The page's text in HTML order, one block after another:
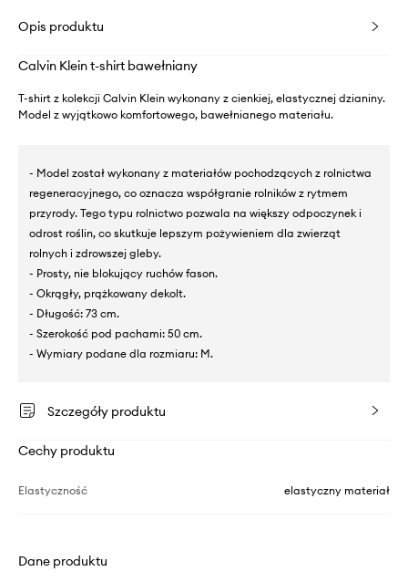
Opis produktu
Calvin Klein t-shirt bawełniany
T-shirt z kolekcji Calvin Klein wykonany z cienkiej, elastycznej dzianiny.
Model z wyjątkowo komfortowego, bawełnianego materiału.
- Model został wykonany z materiałów pochodzących z rolnictwa
regeneracyjnego, co oznacza współgranie rolników z rytmem
przyrody. Tego typu rolnictwo pozwala na większy odpoczynek i
odrost roślin, co skutkuje lepszym pożywieniem dla zwierząt
rolnych i zdrowszej gleby.
- Prosty, nie blokujący ruchów fason.
- Okrągły, prążkowany dekolt.
- Długość: 73 cm.
- Szerokość pod pachami: 50 cm.
- Wymiary podane dla rozmiaru: M.
Szczegóły produktu
Cechy produktu
Elastyczność elastyczny materiał
Dane produktu